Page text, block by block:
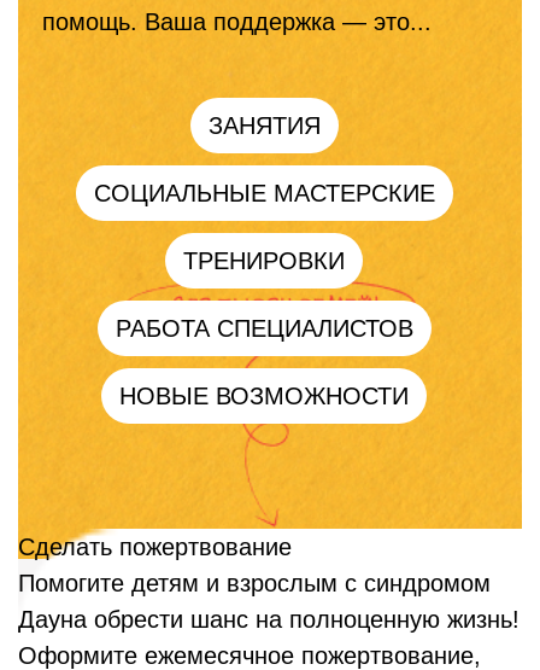
помощь. Ваша поддержка — это...
ЗАНЯТИЯ
СОЦИАЛЬНЫЕ МАСТЕРСКИЕ
ТРЕНИРОВКИ
РАБОТА СПЕЦИАЛИСТОВ
НОВЫЕ ВОЗМОЖНОСТИ
Сделать пожертвование
Помогите детям и взрослым с синдромом
Дауна обрести шанс на полноценную жизнь!
Оформите ежемесячное пожертвование,